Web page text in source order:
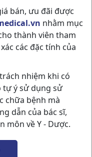
bán, ưu đãi được
nhằm mục
thành viên tham
các đặc tính của
nhiệm khi có
tự ý sử dụng sử
chữa bệnh mà
dẫn của bác sĩ,
môn về Y - Dược.
Viêm - Giãn